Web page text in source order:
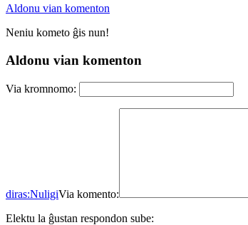
Aldonu vian komenton
Neniu kometo ĝis nun!
Aldonu vian komenton
Via kromnomo:
diras:NuligiVia komento:
Elektu la ĝustan respondon sube: